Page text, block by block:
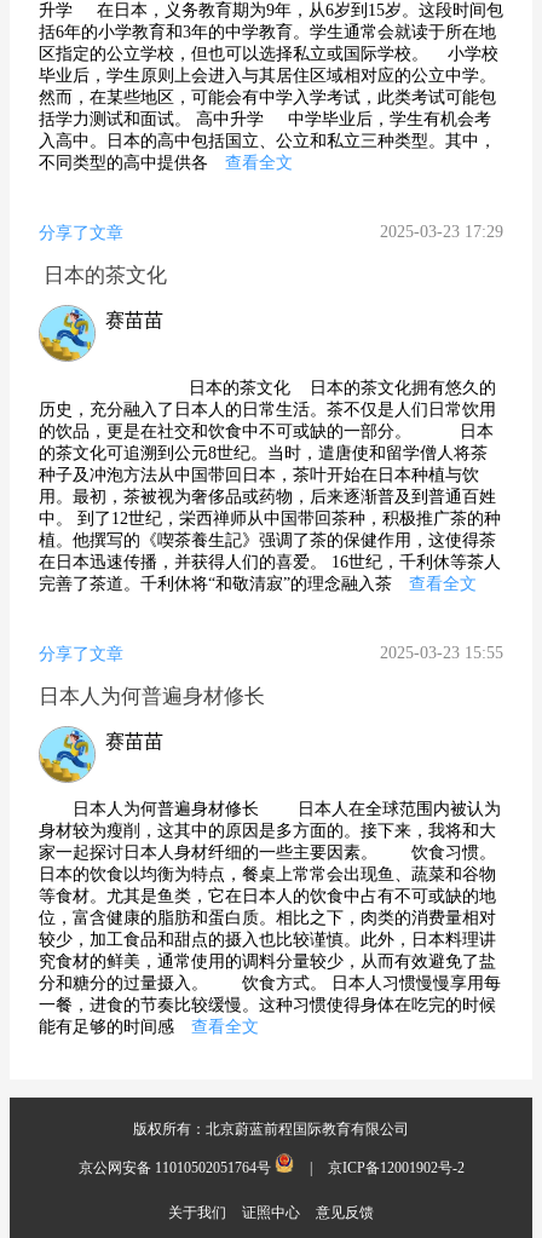
升学 在日本，义务教育期为9年，从6岁到15岁。这段时间包
括6年的小学教育和3年的中学教育。学生通常会就读于所在地
区指定的公立学校，但也可以选择私立或国际学校。 小学校
毕业后，学生原则上会进入与其居住区域相对应的公立中学。
然而，在某些地区，可能会有中学入学考试，此类考试可能包
括学力测试和面试。 高中升学 中学毕业后，学生有机会考
入高中。日本的高中包括国立、公立和私立三种类型。其中，
不同类型的高中提供各
查看全文
分享了文章 2025-03-23 17:29
日本的茶文化
赛苗苗
日本的茶文化 日本的茶文化拥有悠久的
历史，充分融入了日本人的日常生活。茶不仅是人们日常饮用
的饮品，更是在社交和饮食中不可或缺的一部分。 日本
的茶文化可追溯到公元8世纪。当时，遣唐使和留学僧人将茶
种子及冲泡方法从中国带回日本，茶叶开始在日本种植与饮
用。最初，茶被视为奢侈品或药物，后来逐渐普及到普通百姓
中。 到了12世纪，栄西禅师从中国带回茶种，积极推广茶的种
植。他撰写的《喫茶養生記》强调了茶的保健作用，这使得茶
在日本迅速传播，并获得人们的喜爱。 16世纪，千利休等茶人
完善了茶道。千利休将“和敬清寂”的理念融入茶
查看全文
分享了文章 2025-03-23 15:55
日本人为何普遍身材修长
赛苗苗
日本人为何普遍身材修长 日本人在全球范围内被认为
身材较为瘦削，这其中的原因是多方面的。接下来，我将和大
家一起探讨日本人身材纤细的一些主要因素。 饮食习惯。
日本的饮食以均衡为特点，餐桌上常常会出现鱼、蔬菜和谷物
等食材。尤其是鱼类，它在日本人的饮食中占有不可或缺的地
位，富含健康的脂肪和蛋白质。相比之下，肉类的消费量相对
较少，加工食品和甜点的摄入也比较谨慎。此外，日本料理讲
究食材的鲜美，通常使用的调料分量较少，从而有效避免了盐
分和糖分的过量摄入。 饮食方式。 日本人习惯慢慢享用每
一餐，进食的节奏比较缓慢。这种习惯使得身体在吃完的时候
能有足够的时间感
查看全文
版权所有：北京蔚蓝前程国际教育有限公司
京公网安备 11010502051764号 京ICP备12001902号-2
关于我们 证照中心 意见反馈